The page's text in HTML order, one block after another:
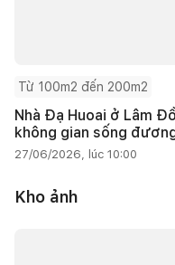
Từ 100m2 đến 200m2
Nhà Đạ Huoai ở Lâm
không gian sống
27/06/2026, lúc 10:00
Kho ảnh